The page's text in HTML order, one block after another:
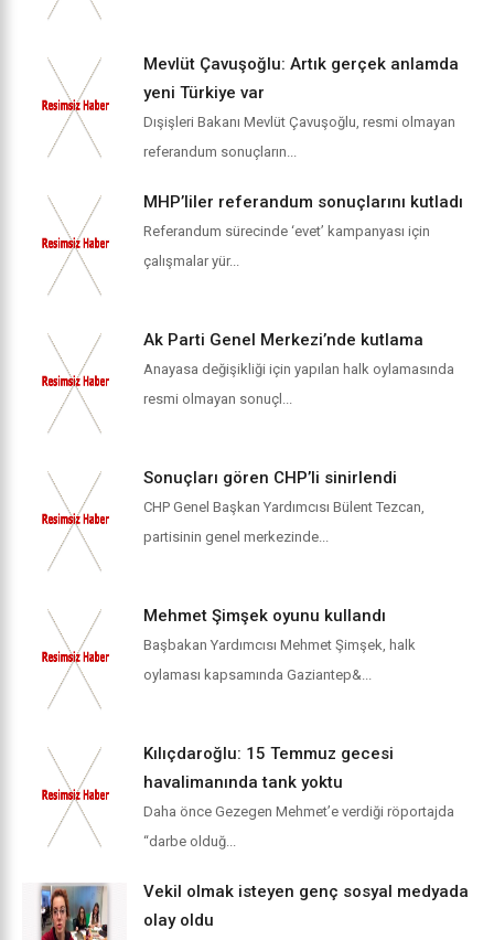
Mevlüt Çavuşoğlu: Artık gerçek anlamda
yeni Türkiye var
Dışişleri Bakanı Mevlüt Çavuşoğlu, resmi olmayan
referandum sonuçların...
MHP’liler referandum sonuçlarını kutladı
Referandum sürecinde ‘evet’ kampanyası için
çalışmalar yür...
Ak Parti Genel Merkezi’nde kutlama
Anayasa değişikliği için yapılan halk oylamasında
resmi olmayan sonuçl...
Sonuçları gören CHP’li sinirlendi
CHP Genel Başkan Yardımcısı Bülent Tezcan,
partisinin genel merkezinde...
Mehmet Şimşek oyunu kullandı
Başbakan Yardımcısı Mehmet Şimşek, halk
oylaması kapsamında Gaziantep&...
Kılıçdaroğlu: 15 Temmuz gecesi
havalimanında tank yoktu
Daha önce Gezegen Mehmet’e verdiği röportajda
“darbe olduğ...
Vekil olmak isteyen genç sosyal medyada
olay oldu